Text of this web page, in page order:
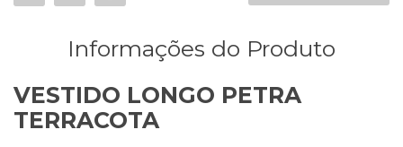
Informações do Produto
VESTIDO LONGO PETRA
TERRACOTA